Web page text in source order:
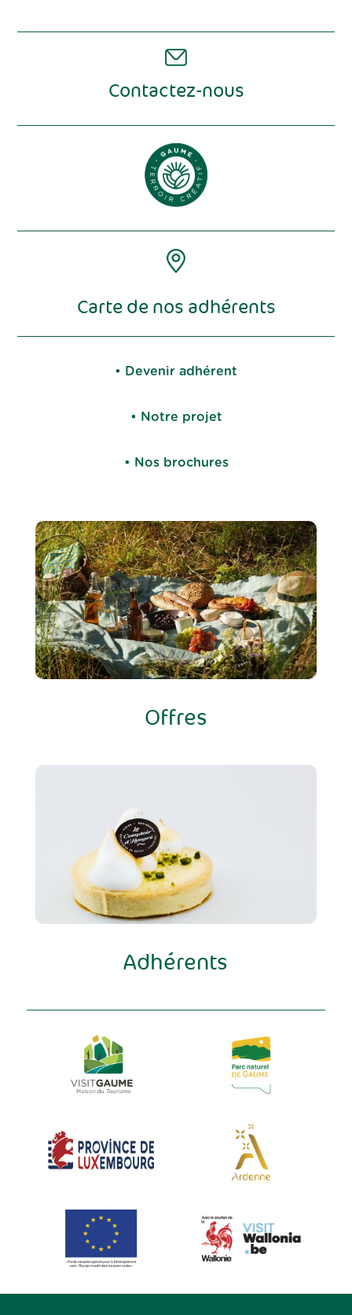
Contactez-nous
Carte de nos adhérents
• Devenir adhérent
• Notre projet
• Nos brochures
Offres
Adhérents